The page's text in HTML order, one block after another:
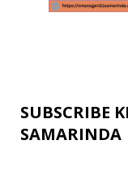
SUBSCRIBE
SAMARINDA